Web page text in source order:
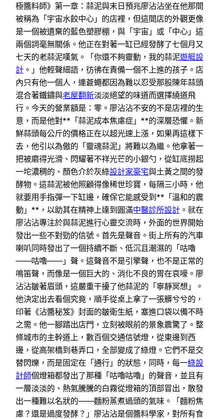
極醬料師》第一章：蒜泥與末日預兆廖沾沾坐在他那間
被稱為「宇宙水餃中心」的店裡，但這間店的外觀更像
是一個被遺棄的藍色塑膠棚，與「宇宙」或「中心」這
兩個詞毫無關係。他正在對著一缸已經發酵了七個月又
七天的老蒜泥嘆氣。「你還不夠靈動，我的蒜泥遊艇設
計 。」他輕聲細語，彷彿在責備一個不上進的孩子。店
內只有他一個人，連蒼蠅都因為難以忍受那股陳年蒜頭
混合著鐵鏽與老屋翻新淡淡絕望的味道而選擇繞道飛
行。今天的營業額是：零。廖沾沾不安的不是店裡的生
意，而是他對**「蒜泥成本焦慮症」**的深層恐懼。新
鮮蒜頭每公斤的價格正在以超光速上漲，如果再這樣下
去，他引以為傲的「靈魂蒜泥」將難以為繼。他拿著一
把被磨得光滑、閃耀著不祥光芒的小銀勺，從缸底撈起
一坨濃稠的、顏色介於灰綠設計家豪宅與土黃之間的發
酵物。這蒜泥被他照顧得像稀世珍寶，每隔三小時，他
就要用手指彈一下缸邊，確保它能感受到**「溫和的震
動」**，以助其在精神上達到圓滿中醫診所設計 。就在
廖沾沾專注於與蒜泥進行心靈交流時，外面的世界開始
發出一些不對勁的信號。首先是聲音。街上所有的汽車
喇叭同時發出了一個持續不斷、低沉且潮濕的「咕嚕
——咕嚕——」聲。這聲音不是引擎聲，也不是正常的
鳴笛聲，而像是一個巨大的、消化不良的胃在哀嚎。廖
沾沾皺著眉頭，這嚴重干擾了他蒜泥的「寧靜冥想」。
他決定出去看個究竟，順手從桌上拿了一張髒兮兮的，
印著《沾醬秘笈》封面的皺衛生紙，塞進口袋以備不時
之需。他一腳踏出店門，立刻被眼前的景象震驚了。整
條城市的主幹道上，數百個交通信號燈，從東邊到西
邊，從高架橋到巷弄口，全部變成了綠燈。它們不是交
替閃爍，而是固定在「通行」的狀態，同時，每一綠設
計師個燈箱都發出了那種「咕嚕咕嚕」的聲音，並且有
一層淡淡的、熱氣騰騰的白霧從燈箱的頂部冒出，散發
出一種難以名狀的——麵粉蒸煮過頭的氣味。「麵粉焦
慮？還是過度發酵？」廖沾沾是個醬料學家，對所有食